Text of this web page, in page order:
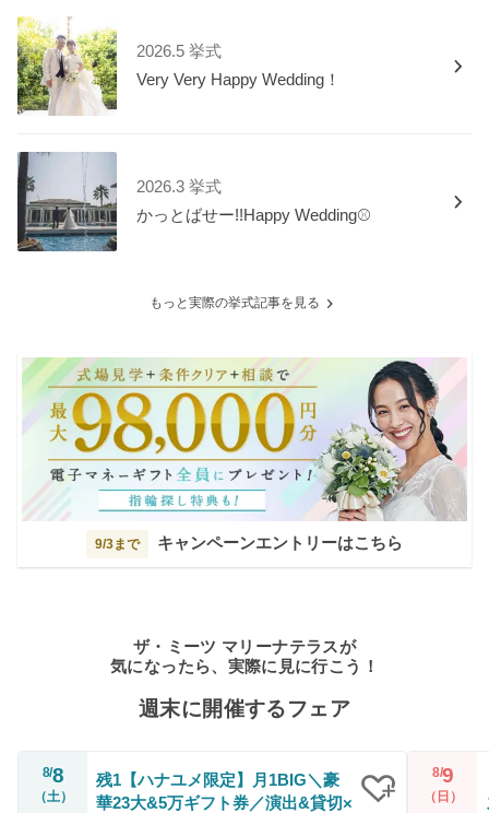
2026.5 挙式
Very Very Happy Wedding！
2026.3 挙式
かっとばせー!!Happy Wedding⚾
もっと実際の挙式記事を見る
9/3まで キャンペーンエントリーはこちら
ザ・ミーツ マリーナテラスが
気になったら、実際に見に行こう！
週末に開催するフェア
8/8
（土）
残1【ハナユメ限定】月1BIG＼豪
華23大&5万ギフト券／演出&貸切×
8/9
（日）